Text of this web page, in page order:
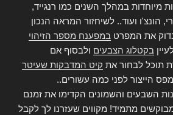
מיוחדות במהלך השנים כמו רנגייד,
הונצ'ו ועוד.. לשיחזור המראה הנכון
את המפרט במפענח מספר הזיהוי
בקטלוג הצבעים ולבסוף אם
תוכל לבחור את קיט המדבקות שעיטר
הייצור לפני כמה עשורים..
השבעים והשמונים הקדימו את זמנם
מתמיד! מקווים שעזרנו לך לקבל